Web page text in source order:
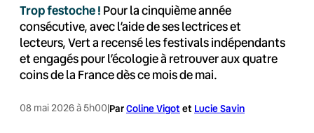
Trop festoche ! Pour la cinquième année
consécutive, avec l’aide de ses lectrices et
lecteurs, Vert a recensé les festivals indépendants
et engagés pour l’écologie à retrouver aux quatre
coins de la France dès ce mois de mai.
08 mai 2026 à 5h00|ParColine Vigot et Lucie Savin